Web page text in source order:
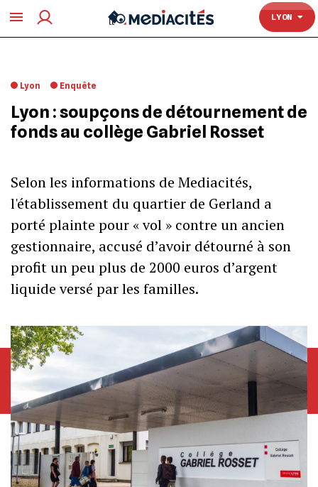
LYON
TOULOUSE
Lyon Enquête
Lyon : soupçons de détournement de
fonds au collège Gabriel Rosset
Selon les informations de Mediacités,
l'établissement du quartier de Gerland a
porté plainte pour « vol » contre un ancien
gestionnaire, accusé d’avoir détourné à son
profit un peu plus de 2000 euros d’argent
liquide versé par les familles.